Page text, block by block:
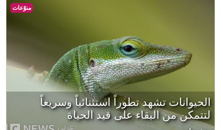
منوّعات
الحيوانات تشهد تطوراً استثنائياً وسريعاً
لتتمكن من البقاء على قيد الحياة